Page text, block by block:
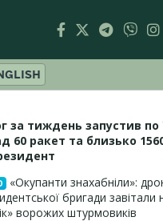
за тиждень запустив по
60 ракет та близько
«Окупанти знахабніли»:
бригади завітали
ворожих штурмовиків